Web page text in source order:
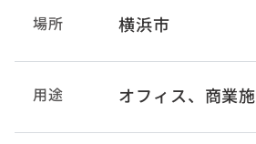
場所 横浜市
用途 オフィス、商業